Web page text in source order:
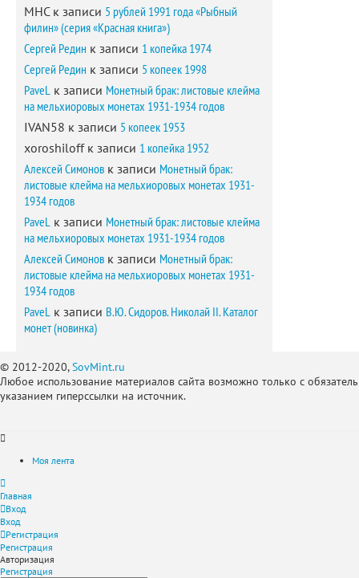
MHCк записи 5 рублей 1991 года «Рыбный
филин» (серия «Красная книга»)
Сергей Редин к записи 1 копейка 1974
Сергей Редин к записи 5 копеек 1998
PaveL к записи Монетный брак: листовые клейма
на мельхиоровых монетах 1931-1934 годов
IVAN58 к записи 5 копеек 1953
xoroshiloffк записи 1 копейка 1952
Алексей Симонов к записи Монетный брак:
листовые клейма на мельхиоровых монетах 1931-
1934 годов
PaveL к записи Монетный брак: листовые клейма
на мельхиоровых монетах 1931-1934 годов
Алексей Симонов к записи Монетный брак:
листовые клейма на мельхиоровых монетах 1931-
1934 годов
PaveL к записи В.Ю. Сидоров. Николай II. Каталог
монет (новинка)
© 2012-2020,SovMint.ru
Любое использование материалов сайта возможно только с
указанием гиперссылки на источник.
Моя лента
Главная
Вход
Вход
Регистрация
Регистрация
Авторизация
Регистрация